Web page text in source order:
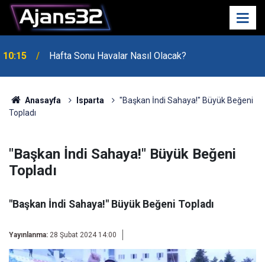
10:15 Hafta Sonu Havalar Nasıl Olacak?
Anasayfa Isparta
"Başkan İndi Sahaya!" Büyük Beğeni
Topladı
"Başkan İndi Sahaya!" Büyük Beğeni
Topladı
"Başkan İndi Sahaya!" Büyük Beğeni Topladı
Yayınlanma: 28 Şubat 2024 14:00